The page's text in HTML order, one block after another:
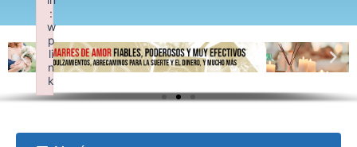
l
l
:
w
p
li
n
k
Failed to initialize plugin: wplink